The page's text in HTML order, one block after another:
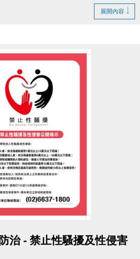
展開內容
治 - 禁止性騷擾及性侵害